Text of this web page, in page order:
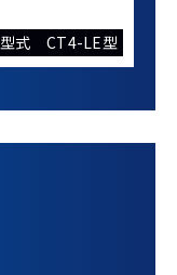
型式 CT4-LE型